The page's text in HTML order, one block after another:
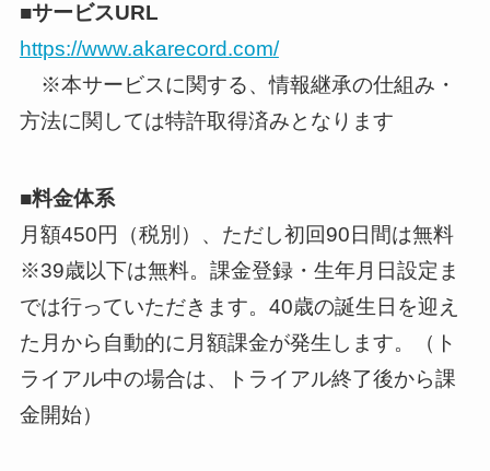
■サービスURL
https://www.akarecord.com/
※本サービスに関する、情報継承の仕組み・
方法に関しては特許取得済みとなります
■料金体系
月額450円（税別）、ただし初回90日間は無料
※39歳以下は無料。課金登録・生年月日設定ま
では行っていただきます。40歳の誕生日を迎え
た月から自動的に月額課金が発生します。（ト
ライアル中の場合は、トライアル終了後から課
金開始）